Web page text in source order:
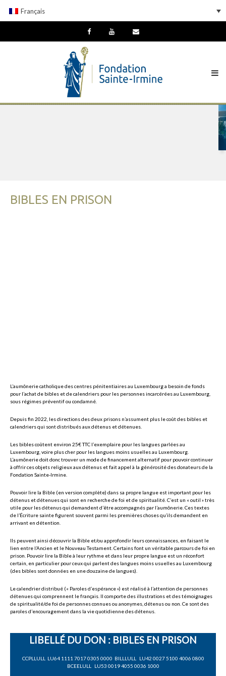
Français
BIBLES EN PRISON
L’aumônerie catholique des centres pénitentiaires au Luxembourg a besoin de fonds
pour l’achat de bibles et de calendriers pour les personnes incarcérées au Luxembourg,
sous régimes préventif ou condamné.
Depuis fin 2022, les directions des deux prisons n’assument plus le coût des bibles et
calendriers qui sont distribués aux détenus et détenues.
Les bibles coûtent environ 25€ TTC l’exemplaire pour les langues parlées au
Luxembourg, voire plus cher pour les langues moins usuelles au Luxembourg.
L’aumônerie doit donc trouver un mode de financement alternatif pour pouvoir continuer
à offrir ces objets religieux aux détenus et fait appel à la générosité des donateurs de la
Fondation Sainte-Irmine.
Pouvoir lire la Bible (en version complète) dans sa propre langue est important pour les
détenus et détenues qui sont en recherche de foi et de spiritualité. C’est un « outil » très
utile pour les détenus qui demandent d’être accompagnés par l’aumônerie. Ces textes
de l’Écriture sainte figurent souvent parmi les premières choses qu’ils demandent en
arrivant en détention.
Ils peuvent ainsi découvrir la Bible et/ou approfondir leurs connaissances, en faisant le
lien entre l’Ancien et le Nouveau Testament. Certains font un véritable parcours de foi en
prison. Pouvoir lire la Bible à leur rythme et dans leur propre langue est un réconfort
certain, en particulier pour ceux qui parlent des langues moins usuelles au Luxembourg
(des bibles sont données en une douzaine de langues).
Le calendrier distribué (« Paroles d’espérance ») est réalisé à l’attention de personnes
détenues qui comprennent le français. Il comporte des illustrations et des témoignages
de spiritualité/de foi de personnes connues ou anonymes, détenus ou non. Ce sont des
paroles d’encouragement dans la vie quotidienne des détenus.
LIBELLÉ DU DON : BIBLES EN PRISON
CCPLLULL LU64 1111 7017 0305 0000 BILLLULL LU42 0027 5100 4006 0800
BCEELULL LU53 0019 4055 0036 1000